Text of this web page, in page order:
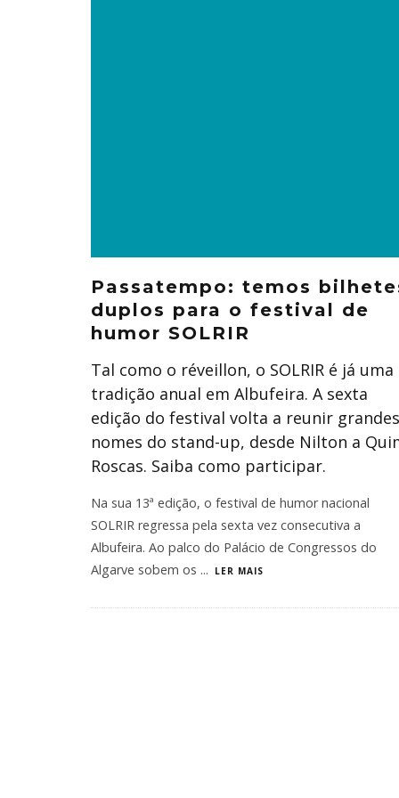
Passatempo: temos
duplos para o festival de
humor SOLRIR
Tal como o réveillon, o SOLRIR é já uma
tradição anual em Albufeira. A sexta
edição do festival volta a reunir grandes
nomes do stand-up, desde Nilton a
Roscas. Saiba como participar.
Na sua 13ª edição, o festival de humor nacional
SOLRIR regressa pela sexta vez consecutiva a
Albufeira. Ao palco do Palácio de Congressos do
Algarve sobem os ... LER MAIS